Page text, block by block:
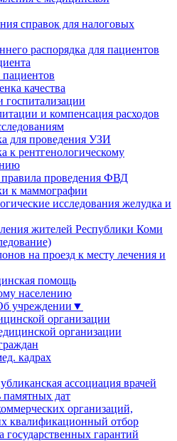
справок для налоговых
распорядка для пациентов
качества
госпитализации
и компенсация расходов
для проведения УЗИ
к рентгенологическому
правила проведения ФВД
к маммографии
исследования желудка и
жителей Республики Коми
на проезд к месту лечения и
помощь
населению
учреждении▼
организации
организации
кадрах
ассоциация врачей
памятных дат
организаций,
квалификационный отбор
государственных гарантий